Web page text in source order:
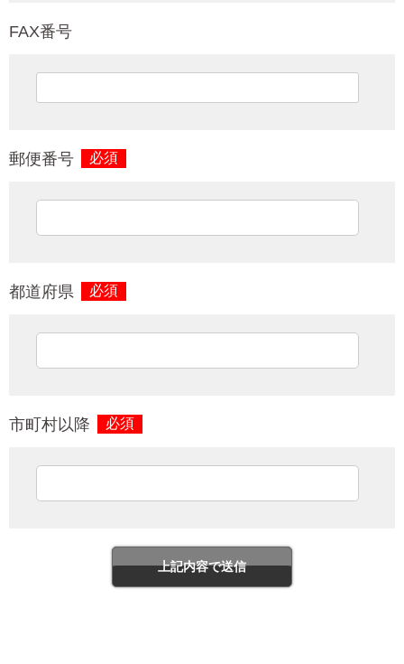
FAX番号
郵便番号 必須
都道府県 必須
市町村以降 必須